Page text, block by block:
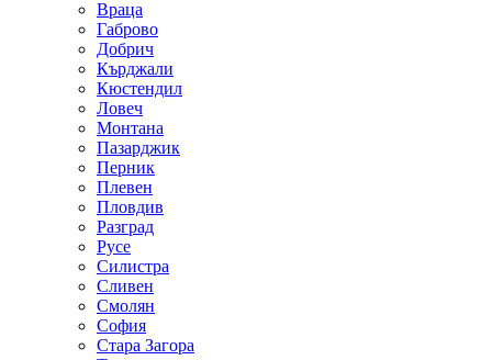
Враца
Габрово
Добрич
Кърджали
Кюстендил
Ловеч
Монтана
Пазарджик
Перник
Плевен
Пловдив
Разград
Русе
Силистра
Сливен
Смолян
София
Стара Загора